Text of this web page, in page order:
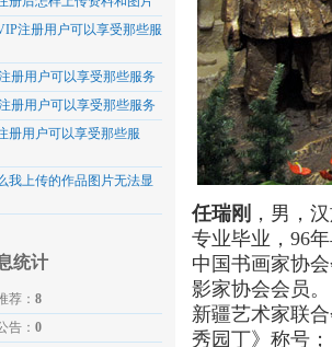
注册用户可以享受那些服
册用户可以享受那些服务
册用户可以享受那些服务
册用户可以享受那些服
我上传的作品图片无法显
统计
荐： 8
告： 0
任瑞刚 ，男，
专业毕业，96
中国书画家协
影家协会会员
新疆艺术家联
秀园丁》称号